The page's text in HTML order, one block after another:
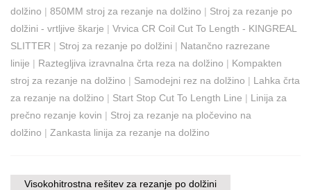
dolžino | 850MM stroj za rezanje na dolžino | Stroj za rezanje po
dolžini - vrtljive škarje | Vrvica CR Coil Cut To Length - KINGREAL
SLITTER | Stroj za rezanje po dolžini | Natančno razrezane
linije | Raztegljiva izravnalna črta reza na dolžino | Kompakten
stroj za rezanje na dolžino | Samodejni rez na dolžino | Lahka črta
za rezanje na dolžino | Start Stop Cut To Length Line | Linija za
prečno rezanje kovin | Stroj za rezanje na pločevino na
dolžino | Zankasta linija za rezanje na dolžino
Visokohitrostna rešitev za rezanje po dolžini